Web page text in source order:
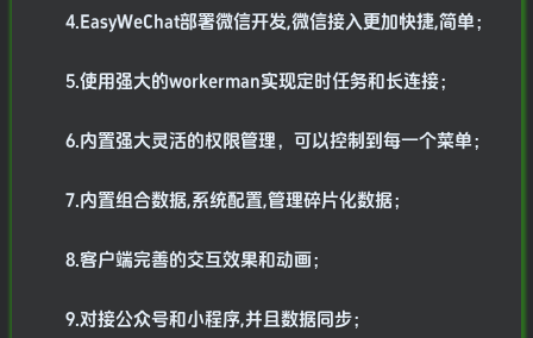
4.EasyWeChat部署微信开发,微信接入更加快捷,简单；
5.使用强大的workerman实现定时任务和长连接；
6.内置强大灵活的权限管理，可以控制到每一个菜单；
7.内置组合数据,系统配置,管理碎片化数据；
8.客户端完善的交互效果和动画；
9.对接公众号和小程序,并且数据同步；